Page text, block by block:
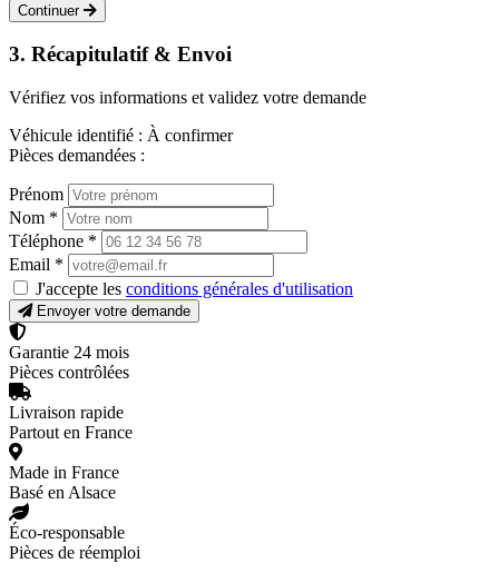
Continuer
3. Récapitulatif & Envoi
Vérifiez vos informations et validez votre demande
Véhicule identifié : À confirmer
Pièces demandées :
Prénom
Nom *
Téléphone *
Email *
J'accepte les conditions générales d'utilisation
Envoyer votre demande
Garantie 24 mois
Pièces contrôlées
Livraison rapide
Partout en France
Made in France
Basé en Alsace
Éco-responsable
Pièces de réemploi